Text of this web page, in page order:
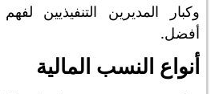
وكبار المديرين التنفيذيين
أفضل.
أنواع النسب المالية